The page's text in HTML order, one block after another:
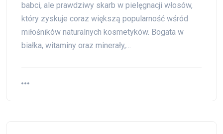
babci, ale prawdziwy skarb w pielęgnacji włosów,
który zyskuje coraz większą popularność wśród
miłośników naturalnych kosmetyków. Bogata w
białka, witaminy oraz minerały,…